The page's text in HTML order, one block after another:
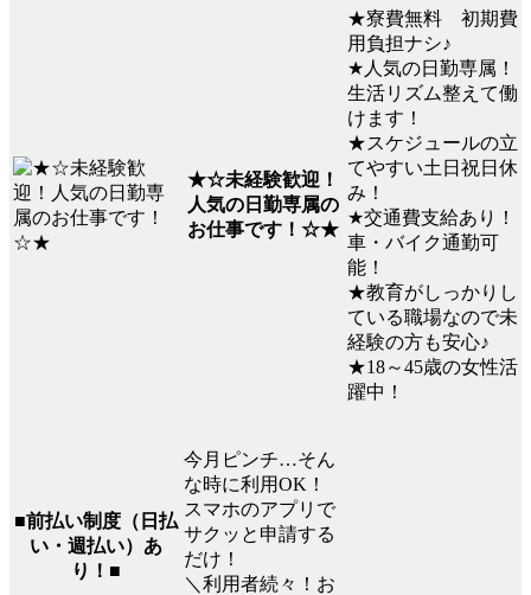
★☆未経験歓迎！
人気の日勤専属の
お仕事です！☆★
★寮費無料 初期費
用負担ナシ♪
★人気の日勤専属！
生活リズム整えて働
けます！
★スケジュールの立
てやすい土日祝日休
み！
★交通費支給あり！
車・バイク通勤可
能！
★教育がしっかりし
ている職場なので未
経験の方も安心♪
★18～45歳の女性活
躍中！
■前払い制度（日払
い・週払い）あ
り！■
今月ピンチ…そん
な時に利用OK！
スマホのアプリで
サクッと申請する
だけ！
＼利用者続々！お